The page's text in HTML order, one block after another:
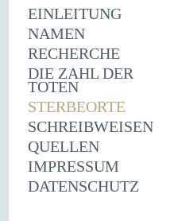
EINLEITUNG
NAMEN
RECHERCHE
DIE ZAHL DER
TOTEN
STERBEORTE
SCHREIBWEISEN
QUELLEN
IMPRESSUM
DATENSCHUTZ